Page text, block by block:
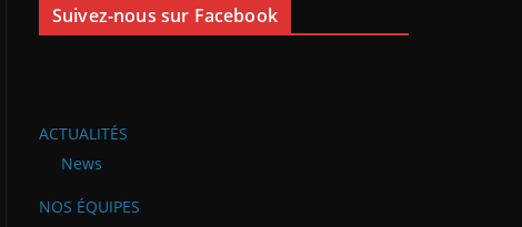
Suivez-nous sur Facebook
ACTUALITÉS
News
NOS ÉQUIPES